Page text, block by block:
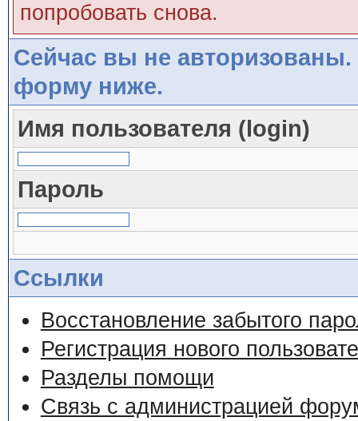
попробовать снова.
Сейчас вы не авторизованы.
форму ниже.
Имя пользователя (login)
Пароль
Ссылки
Восстановление забытого
Регистрация нового
Разделы помощи
Связь с администрацией